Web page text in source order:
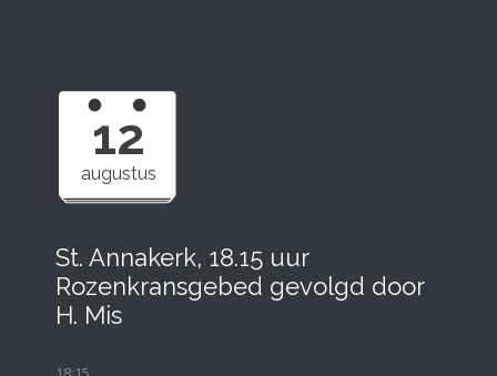
12
augustus
St. Annakerk, 18.15 uur
Rozenkransgebed gevolgd door
H. Mis